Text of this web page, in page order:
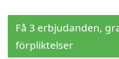
Få 3 erbjudanden,
förpliktelser